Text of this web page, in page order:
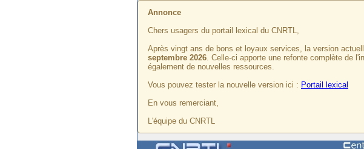
Annonce
Chers usagers du portail lexical du CNRTL,
Après vingt ans de bons et loyaux services, la version
septembre 2026. Celle-ci apporte une refonte complète de
également de nouvelles ressources.
Vous pouvez tester la nouvelle version ici : Portail lexical
En vous remerciant,
L'équipe du CNRTL